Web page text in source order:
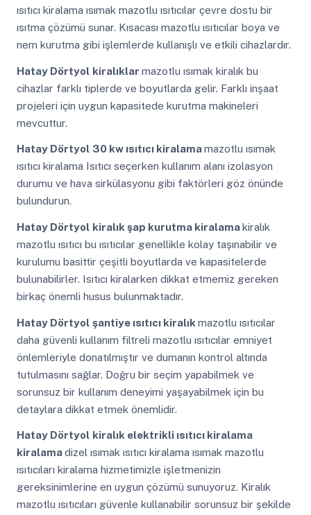
ısıtıcı kiralama ısımak mazotlu ısıtıcılar çevre dostu bir
ısıtma çözümü sunar. Kısacası mazotlu ısıtıcılar boya ve
nem kurutma gibi işlemlerde kullanışlı ve etkili cihazlardır.
Hatay Dörtyol kiralıklar mazotlu ısımak kiralık bu
cihazlar farklı tiplerde ve boyutlarda gelir. Farklı inşaat
projeleri için uygun kapasitede kurutma makineleri
mevcuttur.
Hatay Dörtyol 30 kw ısıtıcı kiralamamazotlu ısımak
ısıtıcı kiralama Isıtıcı seçerken kullanım alanı izolasyon
durumu ve hava sirkülasyonu gibi faktörleri göz önünde
bulundurun.
Hatay Dörtyol kiralık şap kurutma kiralamakiralık
mazotlu ısıtıcı bu ısıtıcılar genellikle kolay taşınabilir ve
kurulumu basittir çeşitli boyutlarda ve kapasitelerde
bulunabilirler. Isıtıcı kiralarken dikkat etmemiz gereken
birkaç önemli husus bulunmaktadır.
Hatay Dörtyol şantiye ısıtıcı kiralık mazotlu ısıtıcılar
daha güvenli kullanım filtreli mazotlu ısıtıcılar emniyet
önlemleriyle donatılmıştır ve dumanın kontrol altında
tutulmasını sağlar. Doğru bir seçim yapabilmek ve
sorunsuz bir kullanım deneyimi yaşayabilmek için bu
detaylara dikkat etmek önemlidir.
Hatay Dörtyol kiralık elektrikli ısıtıcı kiralama
kiralamadizel ısımak ısıtıcı kiralama ısımak mazotlu
ısıtıcıları kiralama hizmetimizle işletmenizin
gereksinimlerine en uygun çözümü sunuyoruz. Kiralık
mazotlu ısıtıcıları güvenle kullanabilir sorunsuz bir şekilde